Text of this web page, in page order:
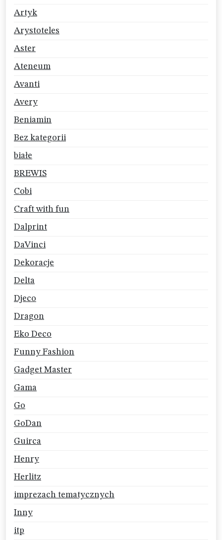
Artyk
Arystoteles
Aster
Ateneum
Avanti
Avery
Beniamin
Bez kategorii
białe
BREWIS
Cobi
Craft with fun
Dalprint
DaVinci
Dekoracje
Delta
Djeco
Dragon
Eko Deco
Funny Fashion
Gadget Master
Gama
Go
GoDan
Guirca
Henry
Herlitz
imprezach tematycznych
Inny
itp